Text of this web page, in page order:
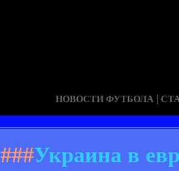
НОВОСТИ ФУТБОЛА |
###Украина в